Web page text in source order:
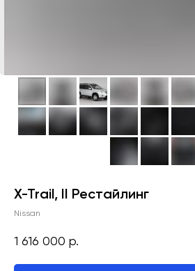
X-Trail, II Рестайлинг
Nissan
1 616 000 р.